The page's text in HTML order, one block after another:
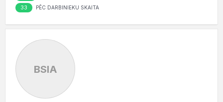
33 PĒC DARBINIEKU SKAITA
BSIA